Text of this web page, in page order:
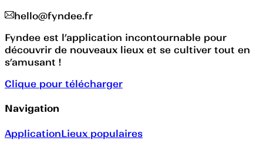
hello@fyndee.fr
Fyndee est l’application incontournable pour
découvrir de nouveaux lieux et se cultiver tout en
s’amusant !
Clique pour télécharger
Navigation
ApplicationLieux populaires